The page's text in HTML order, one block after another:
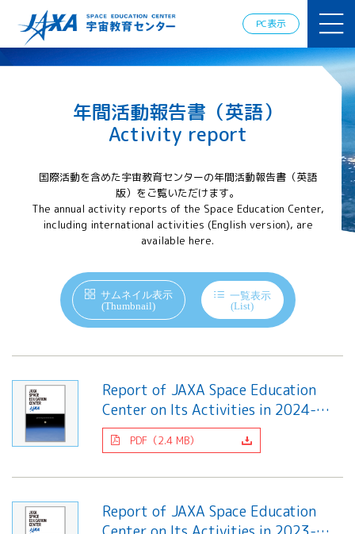
PC表示
ミー
ロスペース
情報の発
信
宇宙を活用
践例
体験的学
習機会の
提供（国
際）
APRSAF（ア
ジア太平洋
地域宇宙機
関会議）宇
APRSAF宇宙
教育 for All
分科会 年次
会合
APRSAFポス
APRSAF教員
セミナー
年間活動報告書（英語）
Activity report
国際活動を含めた宇宙教育センターの年間活動報告書（英語
版）をご覧いただけます。
The annual activity reports of the Space Education Center,
including international activities (English version), are
available here.
サムネイル表示
(Thumbnail)
一覧表示
(List)
Report of JAXA Space Education
Center on Its Activities in 2024-
2025
PDF（2.4 MB）
Report of JAXA Space Education